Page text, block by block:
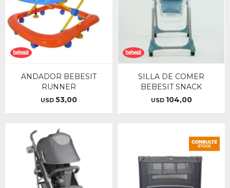
ANDADOR BEBESIT
RUNNER
USD 53,00
SILLA DE COMER
BEBESIT SNACK
USD 104,00